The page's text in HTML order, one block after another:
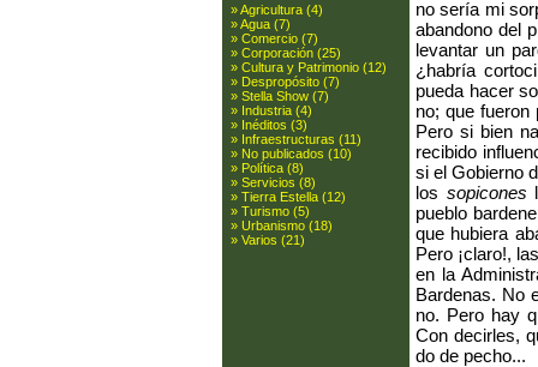
» Agricultura (4)
» Agua (7)
» Comercio (7)
» Corporación (25)
» Cultura y Patrimonio (12)
» Despropósito (7)
» Stella Show (7)
» Industria (4)
» Inéditos (3)
» Infraestructuras (11)
» No publicados (10)
» Política (8)
» Servicios (8)
» Tierra Estella (12)
» Turismo (5)
» Urbanismo (18)
» Varios (21)
no sería mi
abandono del
levantar un
¿habría
pueda hacer
no; que fueron
Pero si bien
recibido
si el Gobierno
los sopicones
pueblo
que hubiera
Pero ¡claro!,
en la
Bardenas. No
no. Pero hay
Con decirles,
do de pecho...